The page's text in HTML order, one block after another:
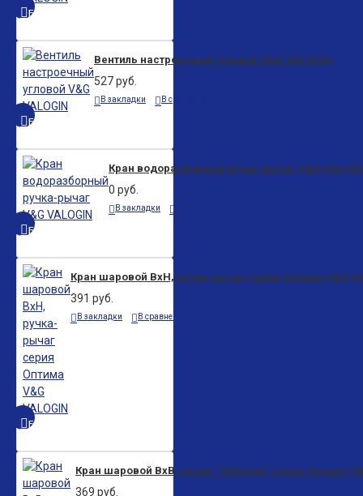
БЫСТРЫЙ ПРОСМОТР
БЫСТРЫЙ ПРОСМОТР
Вентиль настроечный угловой V&G VALOGIN
527 руб.
В закладки В сравнение
БЫСТРЫЙ ПРОСМОТР
Кран водоразборный ручка-рычаг V&G
0 руб.
В закладки
БЫСТРЫЙ ПРОСМОТР
Кран шаровой ВxН, ручка-рычаг серия Оптима V&G
391 руб.
В закладки В сравнение
Кран шаровой ВxВ, ручка-"бабочка" серия Оптима
369 руб.